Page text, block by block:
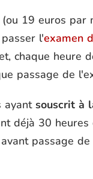
19 euros par
l'examen
chaque heure
passage de
ayant souscrit à
déjà 30 heures
passage